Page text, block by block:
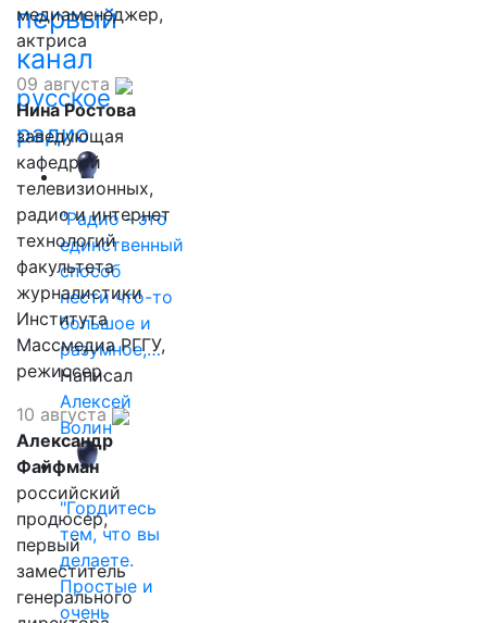
первый
канал
русское
радио
"Радио - это
единственный
способ
нести что-то
большое и
разумное,…
Написал
Алексей
Волин
"Гордитесь
тем, что вы
делаете.
Простые и
очень
медиаменеджер,
актриса
09 августа
Нина Ростова
заведующая
кафедрой
телевизионных,
радио и интернет
технологий
факультета
журналистики
Института
Массмедиа РГГУ,
режиссер.
10 августа
Александр
Файфман
российский
продюсер,
первый
заместитель
генерального